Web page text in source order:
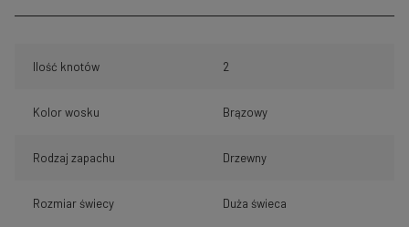
Ilość knotów 2
Kolor wosku Brązowy
Rodzaj zapachu Drzewny
Rozmiar świecy Duża świeca